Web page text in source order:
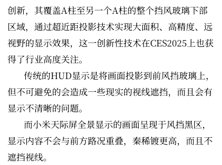
创新，其覆盖A柱至另一个A柱的整个挡风玻璃下部
区域，通过超近距投影技术实现大面积、高精度、远
视野的显示效果，这一创新性技术在CES2025上也获
得了行业高度关注。
传统的HUD显示是将画面投影到前风挡玻璃上，
但不可避免的会造成一些现实的视线遮挡，而且会有
显示不清晰的问题。
而小米天际屏全景显示的画面呈现于风挡黑区，
显示内容不会与前方路况重叠，秦稀镀更高，而且不
遮挡视线。